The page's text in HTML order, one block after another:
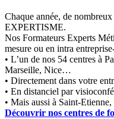
Chaque année, de
EXPERTISME.
Nos Formateurs Experts
mesure ou en intra
• L’un de nos 54 centres à
Marseille, Nice…
• Directement dans votre
• En distanciel par
• Mais aussi à Saint-
Découvrir nos centres de